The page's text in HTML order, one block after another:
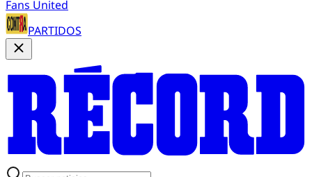
Fans United
PARTIDOS